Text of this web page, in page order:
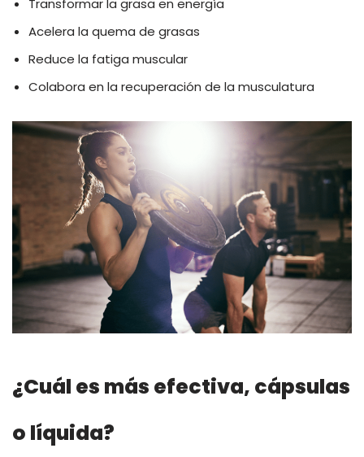
Transformar la grasa en energía
Acelera la quema de grasas
Reduce la fatiga muscular
Colabora en la recuperación de la musculatura
¿Cuál es más efectiva, cápsulas
o líquida?